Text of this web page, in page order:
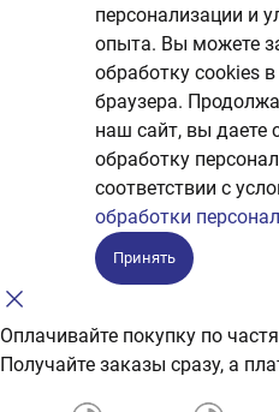
персонализации и
опыта. Вы можете
обработку сookies
браузера.
наш сайт, вы даете
обработку
соответствии с
обработки
Принять
Оплачивайте покупку по
Получайте заказы сразу, а